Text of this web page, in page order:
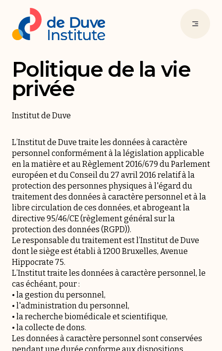
Politique de la vie
privée
Institut de Duve
L’Institut de Duve traite les données à caractère
personnel conformément à la législation applicable
en la matière et au Règlement 2016/679 du Parlement
européen et du Conseil du 27 avril 2016 relatif à la
protection des personnes physiques à l'égard du
traitement des données à caractère personnel et à la
libre circulation de ces données, et abrogeant la
directive 95/46/CE (règlement général sur la
protection des données (RGPD)).
Le responsable du traitement est l’Institut de Duve
dont le siège est établi à 1200 Bruxelles, Avenue
Hippocrate 75.
L’Institut traite les données à caractère personnel, le
cas échéant, pour :
• la gestion du personnel,
• l'administration du personnel,
• la recherche biomédicale et scientifique,
• la collecte de dons.
Les données à caractère personnel sont conservées
pendant une durée conforme aux dispositions